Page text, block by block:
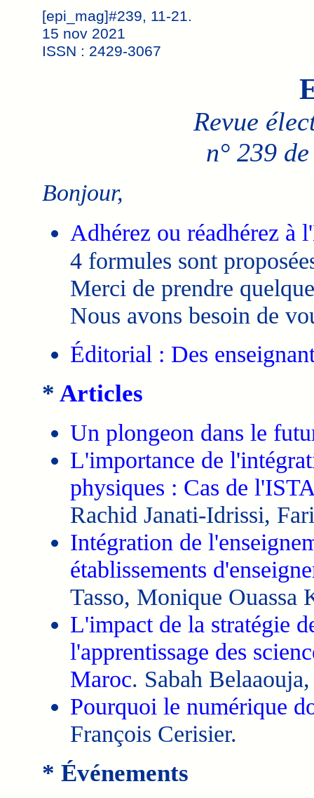
[epi_mag]#239, 11-21.
15 nov 2021
ISSN : 2429-3067
Revue
n° 239
Bonjour,
Adhérez ou réadhérez à
4 formules sont
Merci de prendre
Nous avons besoin de
Éditorial : Des
* Articles
Un plongeon dans le
L'importance de
physiques : Cas de
Rachid Janati-Idrissi,
Intégration de
établissements
Tasso, Monique Ouassa
L'impact de la stratégie
l'apprentissage des
Maroc. Sabah
Pourquoi le numérique
François Cerisier.
* Événements